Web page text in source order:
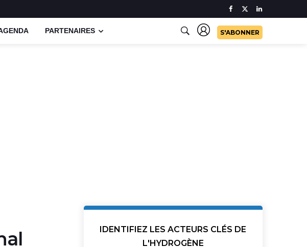
PARTENAIRES S'ABONNER
IDENTIFIEZ LES ACTEURS CLÉS DE
L'HYDROGÈNE